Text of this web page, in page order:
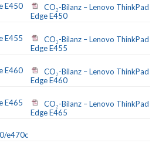
E450
CO₂-Bilanz – Lenovo ThinkPad
Edge E450
E455
CO₂-Bilanz – Lenovo ThinkPad
Edge E455
E460
CO₂-Bilanz – Lenovo ThinkPad
Edge E460
E465
CO₂-Bilanz – Lenovo ThinkPad
Edge E465
e470c